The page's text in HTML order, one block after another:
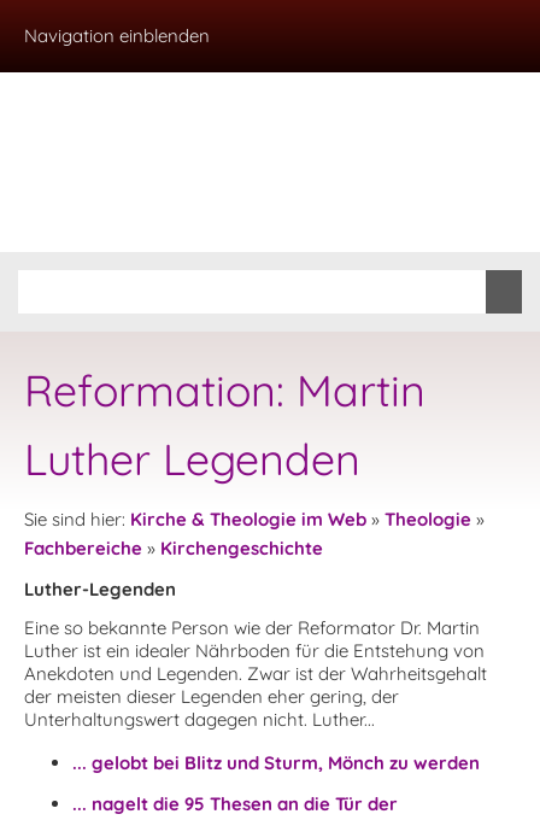
Navigation einblenden
Reformation: Martin
Luther Legenden
Sie sind hier: Kirche & Theologie im Web » Theologie »
Fachbereiche » Kirchengeschichte
Luther-Legenden
Eine so bekannte Person wie der Reformator Dr. Martin
Luther ist ein idealer Nährboden für die Entstehung von
Anekdoten und Legenden. Zwar ist der Wahrheitsgehalt
der meisten dieser Legenden eher gering, der
Unterhaltungswert dagegen nicht. Luther...
... gelobt bei Blitz und Sturm, Mönch zu werden
... nagelt die 95 Thesen an die Tür der